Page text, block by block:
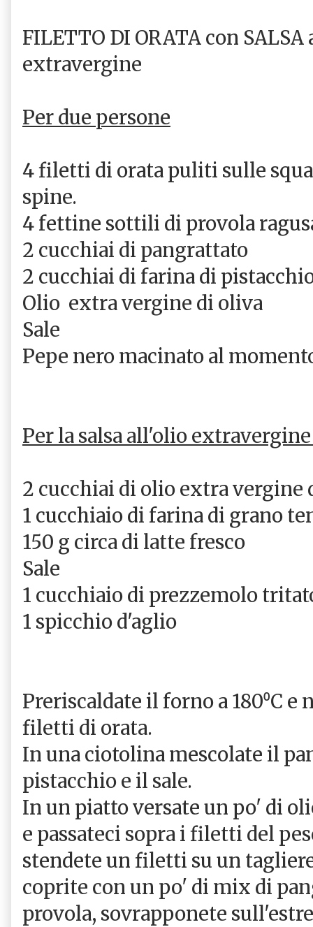
FILETTO DI ORATA con
extravergine
Per due persone
4 filetti di orata puliti sulle
spine.
4 fettine sottili di provola
2 cucchiai di pangrattato
2 cucchiai di farina di
Olio extra vergine di oliva
Sale
Pepe nero macinato al
Per la salsa all'olio
2 cucchiai di olio extra vergine
1 cucchiaio di farina di grano
150 g circa di latte fresco
Sale
1 cucchiaio di prezzemolo
1 spicchio d'aglio
Preriscaldate il forno a 180⁰C
filetti di orata.
In una ciotolina mescolate il
pistacchio e il sale.
In un piatto versate un po' di
e passateci sopra i filetti del
stendete un filetti su un
coprite con un po' di mix di
provola, sovrapponete